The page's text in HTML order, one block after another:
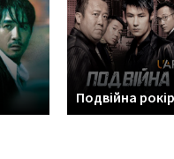
Подвійна